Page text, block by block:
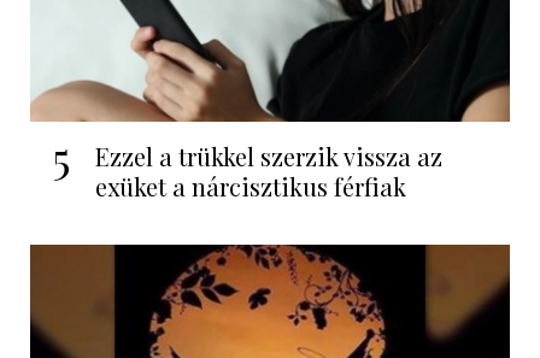
5
Ezzel a trükkel szerzik vissza az
exüket a nárcisztikus férfiak